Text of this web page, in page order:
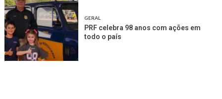
GERAL
PRF celebra 98 anos com ações em
todo o país